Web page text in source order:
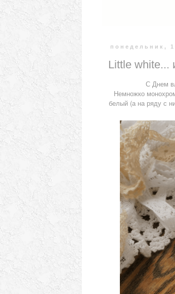
понедельник,
Little white...
С Днем
Немножко
белый (а на ряду с